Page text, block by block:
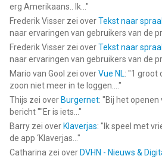
erg Amerikaans.. Ik... "
Frederik Visser zei overTekst naar
naar ervaringen van gebruikers van de
Frederik Visser zei overTekst naar
naar ervaringen van gebruikers van de
Mario van Gool zei overVue NL: "1 groot
zoon niet meer in te loggen.... "
Thijs zei over Burgernet: "Bij het
bericht ""Er is iets... "
Barry zei over Klaverjas: " Ik speel met
de app ‘Klaverjas... "
Catharina zei over DVHN - Nieuws &